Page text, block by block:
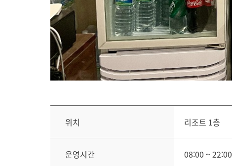
위치 리조트 1층
운영시간 08:00 ~ 22:00